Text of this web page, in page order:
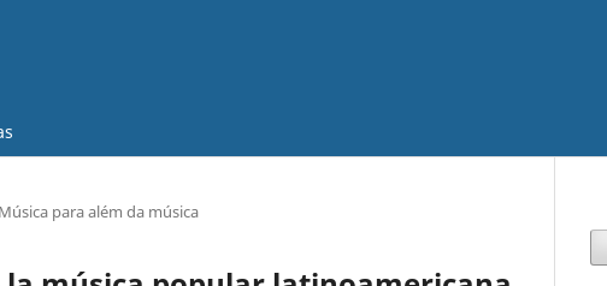
para além da música